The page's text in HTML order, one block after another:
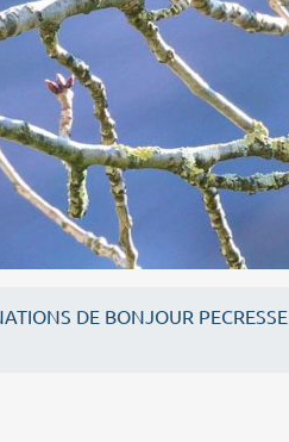
DE BONJOUR PECRESSE